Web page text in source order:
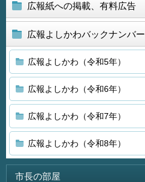
広報紙への掲載、有料広告
広報よしかわバックナンバー
広報よしかわ（令和5年）
広報よしかわ（令和6年）
広報よしかわ（令和7年）
広報よしかわ（令和8年）
市長の部屋